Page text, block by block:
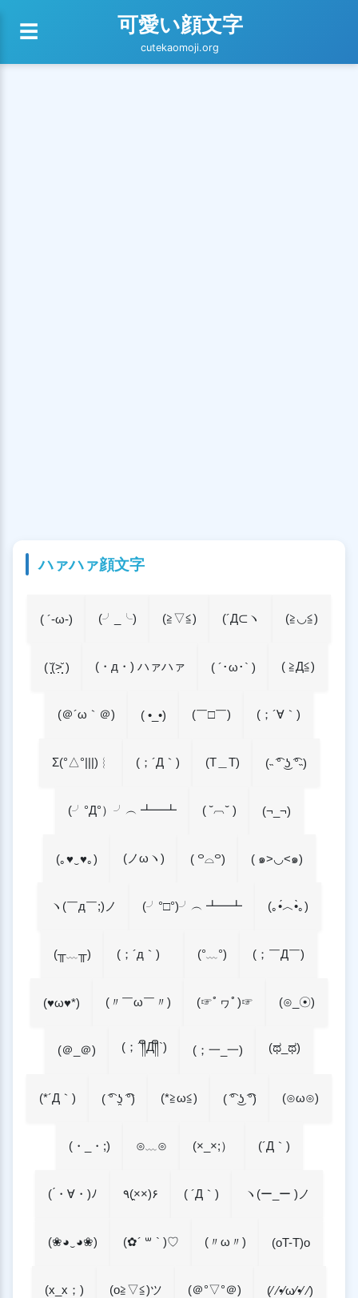
☰ 可愛い顔文字
cutekaomoji.org
ハァハァ顔文字
( ´-ω-) (╯_╰) (≧▽≦) (´Д⊂ヽ (≧◡≦)
( ̩̩̩̆(˃̣̣̣̣̣̣̣̣̣̣̣̣̣̣̣̣̣̣̣̣̣̣̣̣̣̣̣̣̣̣̩̩̩̆ ) (・д・) ハァハァ ( ´･ω･` ) ( ≧Д≦)
(＠´ω｀＠) ( •_•) (￣□￣) (；´∀｀)
Σ(°△°|||)︴ (；´Д｀) (T＿T) (˵ ͡° ͜ʖ ͡°˵)
(╯°Д°）╯︵ ┻━┻ ( ˘︹˘ ) (¬_¬)
(｡♥‿♥｡) (ノωヽ) ( ꒪⌓꒪) ( ๑>◡<๑)
ヽ(￣д￣;)ノ (╯°□°)╯︵ ┻━┻ (｡•́︿•̀｡)
(╥﹏╥) (；´д｀)ゞ (°﹏°) (；￣Д￣)
(♥ω♥*) (〃￣ω￣〃) (☞ﾟヮﾟ)☞ (⊙_☉)
(＠_＠) (；´༎ຶД༎ຶ`) (；一_一) (ಥ_ಥ)
(*´Д｀) ( ͡° ʖ̯ ͡°) (*≧ω≦) ( ͡° ͜ʖ ͡°) (⊙ω⊙)
(・_・;) ⊙﹏⊙ (×_×;） (´Д｀)
( ́・∀・)ﾉ ٩(×̯×)۶ ( ´Д｀) ヽ(ー_ー )ノ
(❀◕‿◕❀) (✿´ ꒳ ` )♡ (〃ω〃) (oT-T)o
(x_x；) (o≧▽≦)ツ (＠°▽°＠) (⁄ ⁄•⁄ω⁄•⁄ ⁄)